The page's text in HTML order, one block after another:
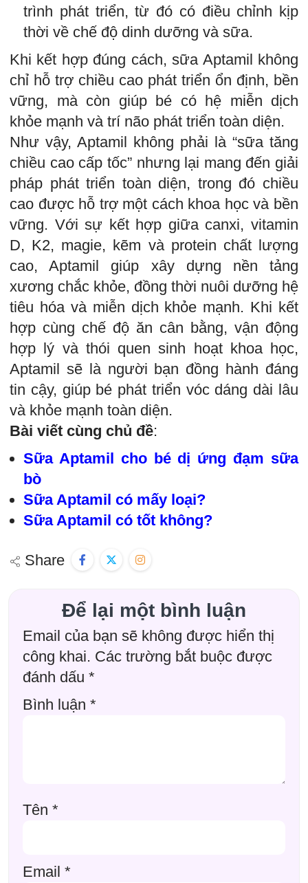
trình phát triển, từ đó có điều chỉnh kịp
thời về chế độ dinh dưỡng và sữa.
Khi kết hợp đúng cách, sữa Aptamil không
chỉ hỗ trợ chiều cao phát triển ổn định, bền
vững, mà còn giúp bé có hệ miễn dịch
khỏe mạnh và trí não phát triển toàn diện.
Như vậy, Aptamil không phải là “sữa tăng
chiều cao cấp tốc” nhưng lại mang đến giải
pháp phát triển toàn diện, trong đó chiều
cao được hỗ trợ một cách khoa học và bền
vững. Với sự kết hợp giữa canxi, vitamin
D, K2, magie, kẽm và protein chất lượng
cao, Aptamil giúp xây dựng nền tảng
xương chắc khỏe, đồng thời nuôi dưỡng hệ
tiêu hóa và miễn dịch khỏe mạnh. Khi kết
hợp cùng chế độ ăn cân bằng, vận động
hợp lý và thói quen sinh hoạt khoa học,
Aptamil sẽ là người bạn đồng hành đáng
tin cậy, giúp bé phát triển vóc dáng dài lâu
và khỏe mạnh toàn diện.
Bài viết cùng chủ đề:
Sữa Aptamil cho bé dị ứng đạm sữa
bò
Sữa Aptamil có mấy loại?
Sữa Aptamil có tốt không?
Share
Để lại một bình luận
Email của bạn sẽ không được hiển thị
công khai. Các trường bắt buộc được
đánh dấu *
Bình luận *
Tên *
Email *